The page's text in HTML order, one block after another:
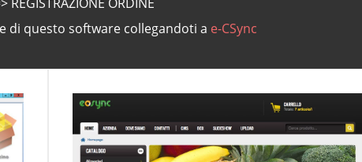
di questo software collegandoti a e-CSync